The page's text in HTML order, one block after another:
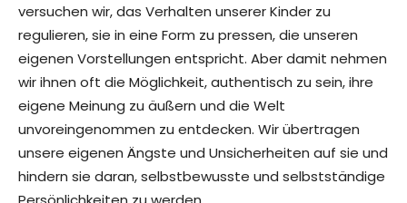
versuchen wir, das Verhalten unserer Kinder zu
regulieren, sie in eine Form zu pressen, die unseren
eigenen Vorstellungen entspricht. Aber damit nehmen
wir ihnen oft die Möglichkeit, authentisch zu sein, ihre
eigene Meinung zu äußern und die Welt
unvoreingenommen zu entdecken. Wir übertragen
unsere eigenen Ängste und Unsicherheiten auf sie und
hindern sie daran, selbstbewusste und selbstständige